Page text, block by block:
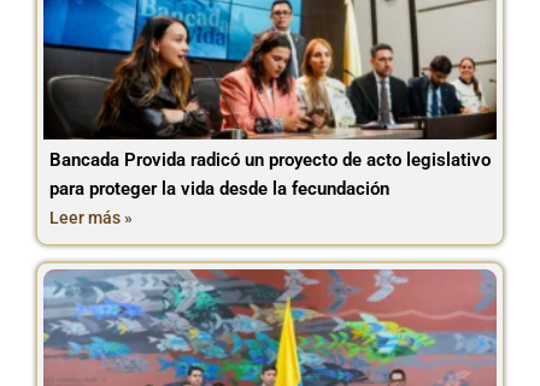
Bancada Provida radicó un proyecto de acto legislativo
para proteger la vida desde la fecundación
Leer más »